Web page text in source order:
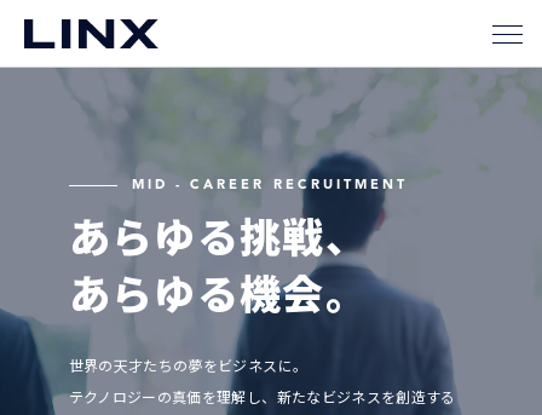
MID - CAREER RECRUITMENT
あらゆる挑戦、
あらゆる機会。
世界の天才たちの夢をビジネスに。
テクノロジーの真価を理解し、新たなビジネスを創造する